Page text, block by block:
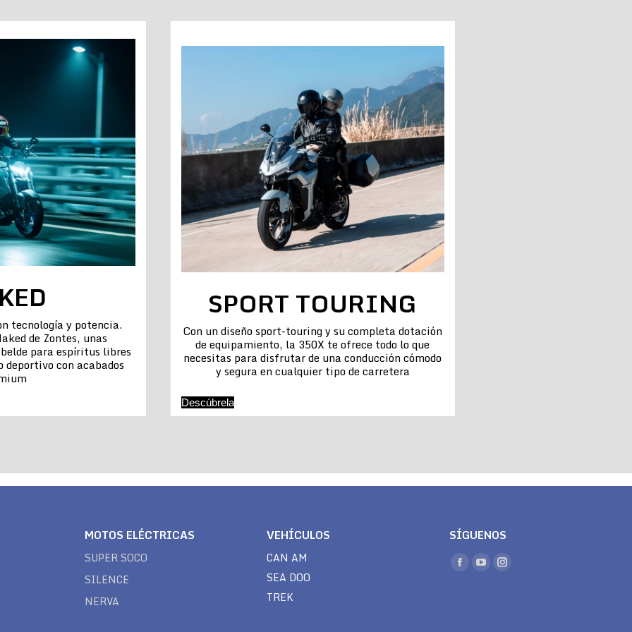
tecnología y potencia.
de Zontes, unas
para espíritus libres
deportivo con acabados
SPORT TOURING
Con un diseño sport-touring y su completa dotación
de equipamiento, la 350X te ofrece todo lo que
necesitas para disfrutar de una conducción cómodo
y segura en cualquier tipo de carretera
Descúbrela
MOTOS ELÉCTRICAS
SUPER SOCO
SILENCE
NERVA
VEHÍCULOS
CAN AM
SEA DOO
TREK
SÍGUENOS
Encuéntranos en:
Facebook
YouTubeInstagram